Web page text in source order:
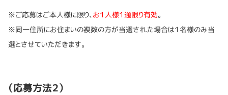
※ご応募はご本人様に限り、 お１人様１通限り有効。
※同一住所にお住まいの複数の方が当選された場合は１名様のみ当
選とさせていただきます。
（応募方法２）